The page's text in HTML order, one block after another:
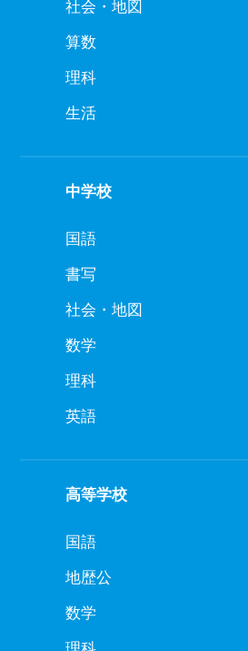
社会・地図
算数
理科
生活
中学校
国語
書写
社会・地図
数学
理科
英語
高等学校
国語
地歴公
数学